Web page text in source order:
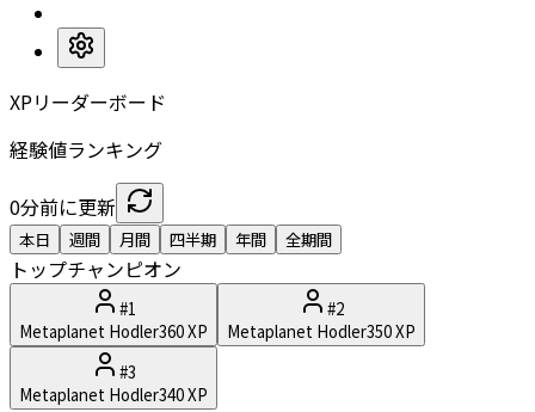
XPリーダーボード
経験値ランキング
0分前に更新
本日 週間 月間 四半期 年間 全期間
トップチャンピオン
#1
Metaplanet Hodler360XP
#2
Metaplanet Hodler350XP
#3
Metaplanet Hodler340XP